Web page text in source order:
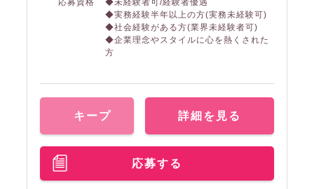
応募資格
◆未経験者可/経験者優遇
◆実務経験半年以上の方(実務未経験可)
◆社会経験がある方(業界未経験者可)
◆企業理念やスタイルに心を熱くされた
方
キープ 詳細を見る
応募する